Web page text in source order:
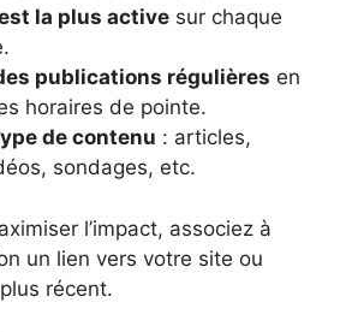
la plus active sur chaque
publications régulières en
horaires de pointe.
de contenu : articles,
sondages, etc.
l’impact, associez à
un lien vers votre site ou
récent.